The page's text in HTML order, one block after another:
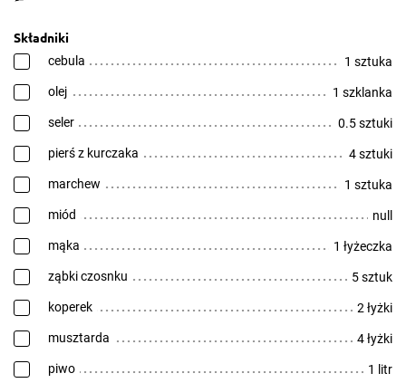
Składniki
cebula 1 sztuka
olej 1 szklanka
seler 0.5 sztuki
pierś z kurczaka 4 sztuki
marchew 1 sztuka
miód null
mąka 1 łyżeczka
ząbki czosnku 5 sztuk
koperek 2 łyżki
musztarda 4 łyżki
piwo 1 litr